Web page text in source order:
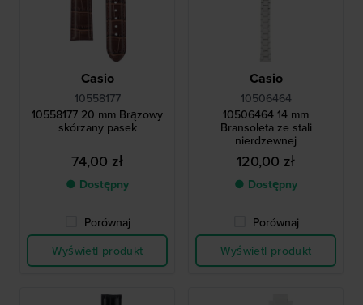
Casio
10558177
10558177 20 mm Brązowy
skórzany pasek
74,00 zł
● Dostępny
Porównaj
Wyświetl produkt
Casio
10506464
10506464 14 mm
Bransoleta ze stali
nierdzewnej
120,00 zł
● Dostępny
Porównaj
Wyświetl produkt